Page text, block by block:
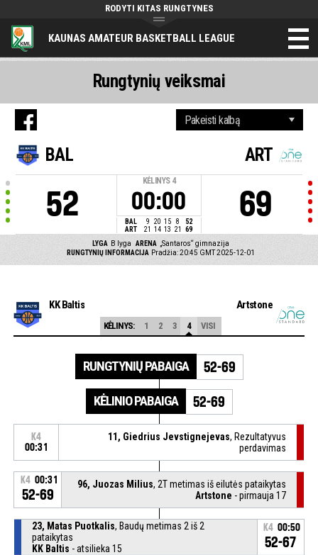
KAUNAS AMATEUR BASKETBALL LEAGUE
RODYTI KITAS RUNGTYNES
BAL
52
KĖLINYS 4
00:00
BAL 9 20 15 8
52
ART
21 14 13 21 69
ART
69
LYGA B lyga ARENA
„Santaros“ gimnazija
RUNGTYNIŲ INFORMACIJA Pradžia: 20:45 GMT 2025-12-01
Rungtynių veiksmai
KK Baltis Artstone
KĖLINYS: 1 2 3 4 VISI
RUNGTYNIŲ PABAIGA 52-69
KĖLINIO PABAIGA 52-69
K4
00:31
11, Giedrius Jevstignejevas, Rezultatyvus
perdavimas
K4 00:31
52-69
96, Juozas Milius, 2T metimas iš eilutės pataikytas
Artstone - pirmauja 17
23, Matas Puotkalis, Baudų metimas 2 iš 2
pataikytas
KK Baltis - atsilieka 15
K4 00:50
52-67